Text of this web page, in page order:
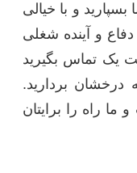
و با خیالی
و آینده شغلی
یک تماس بگیرید
درخشان بردارید.
راه را برایتان